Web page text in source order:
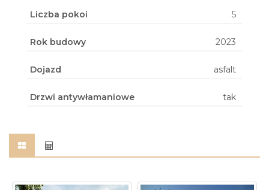
Liczba pokoi 5
Rok budowy 2023
Dojazd asfalt
Drzwi antywłamaniowe tak